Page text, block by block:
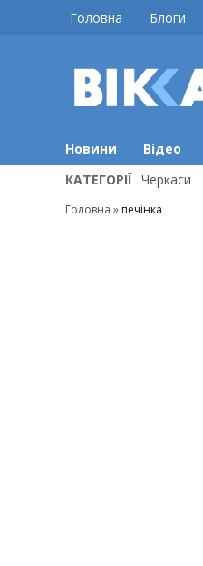
Головна Блоги
Новини Відео
КАТЕГОРІЇ Черкаси
Головна » печінка